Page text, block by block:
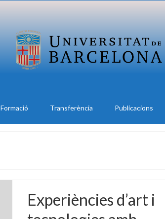
Formació Transferència Publicacions
Experiències d’art i